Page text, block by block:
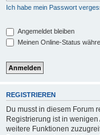
Ich habe mein Passwort
Angemeldet bleiben
Meinen Online-Status
REGISTRIEREN
Du musst in diesem Forum
Registrierung ist in
weitere Funktionen